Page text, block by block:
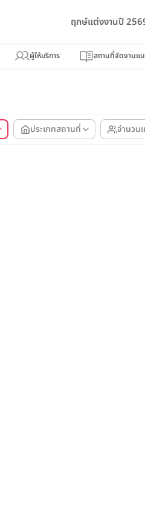
ฤกษ์แต่งงานปี
ผู้ให้บริการ สถานที่จัดงานแน
ประเภทสถานที่ จำนวน